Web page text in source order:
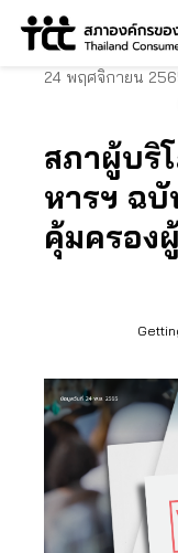
Skip
24 พฤศจิกายน
สภาผู้บริ
หารฯ ฉบั
คุ้มครอง